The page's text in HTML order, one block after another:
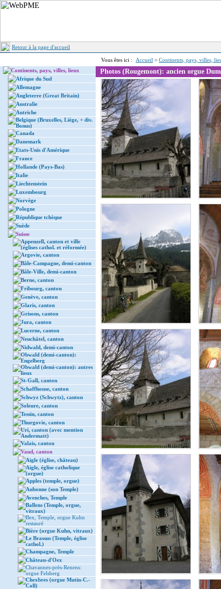
Retour à la page d'accueil
Vous êtes ici : Accueil > Continents, pays, villes,
Continents, pays, villes, lieux
Afrique du Sud
Allemagne
Angleterre (Great Britain)
Australie
Autriche
Belgique (Bruxelles, Liège, + div.
Bonus)
Canada
Danemark
Etats-Unis d'Amérique
France
Hollande (Pays-Bas)
Italie
Liechtenstein
Luxembourg
Norvège
Pologne
République tchèque
Suède
Suisse
Appenzell, canton et ville
(églises cathol. et réformée)
Argovie, canton
Bâle-Campagne, demi-canton
Bâle-Ville, demi-canton
Berne, canton
Fribourg, canton
Genève, canton
Glaris, canton
Grisons, canton
Jura, canton
Lucerne, canton
Neuchâtel, canton
Nidwald, demi-canton
Obwald (demi-canton):
Engelberg
Obwald (demi-canton): autres
lieux
St-Gall, canton
Schaffhouse, canton
Schwyz (Schwytz), canton
Soleure, canton
Tessin, canton
Thurgovie, canton
Uri, canton (avec mention
Andermatt)
Valais, canton
Vaud, canton
Aigle (église, château)
Aigle, église catholique
(orgue)
Apples (temple, orgue)
Aubonne (son Temple)
Avenches, Temple
Ballens (Temple, orgue,
vitraux)
Bex, Temple, orgue Kuhn
restauré
Bière (orgue Kuhn, vitraux)
Le Brassus (Temple, église
cathol.)
Champagne, Temple
Château-d'Oex
Chavannes-près-Renens:
orgue Felsberg
Chexbres (orgue Mutin-C.-
Coll)
Photos (Rougemont): ancien orgue